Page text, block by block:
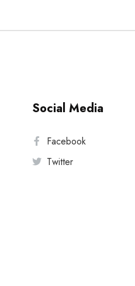
Social Media
Facebook
Twitter